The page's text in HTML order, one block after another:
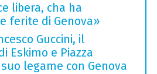
libera, cha ha
ferite di Genova»
Guccini, il
Eskimo e Piazza
legame con Genova